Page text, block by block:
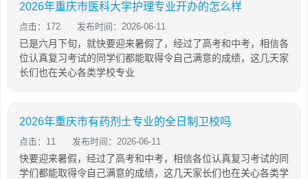
2026年重庆市医科大学护理专业开办的怎么样
点击：172 发布时间：2026-06-11
已是六月下旬，就快要迎来暑假了，经过了高考和中考，相信各
位认真复习考试的同学们都能取得令自己满意的成绩，这几天家
长们也在关心各类学校专业
2026年重庆市有药剂士专业的全日制卫校吗
点击：11 发布时间：2026-06-11
快要迎来暑假，经过了高考和中考，相信各位认真复习考试的同
学们都能取得令自己满意的成绩，这几天家长们也在关心各类学